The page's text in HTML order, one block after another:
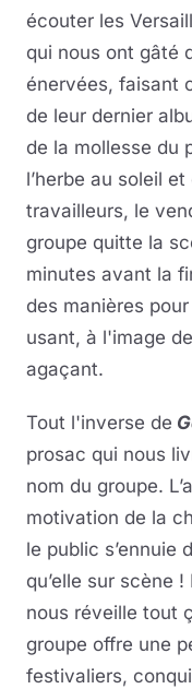
écouter les
qui nous ont gâté
énervées, faisant
de leur dernier
de la mollesse du
l’herbe au soleil
travailleurs, le
groupe quitte la
minutes avant la
des manières
usant, à l'image
agaçant.
Tout l'inverse de
prosac qui nous
nom du groupe.
motivation de la
le public s’ennuie
qu’elle sur scène
nous réveille tout
groupe offre une
festivaliers,